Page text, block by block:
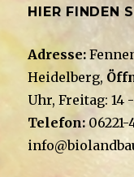
HIER FINDEN
Adresse:
Heidelberg,
Uhr, Freitag: 14
Telefon:06221-